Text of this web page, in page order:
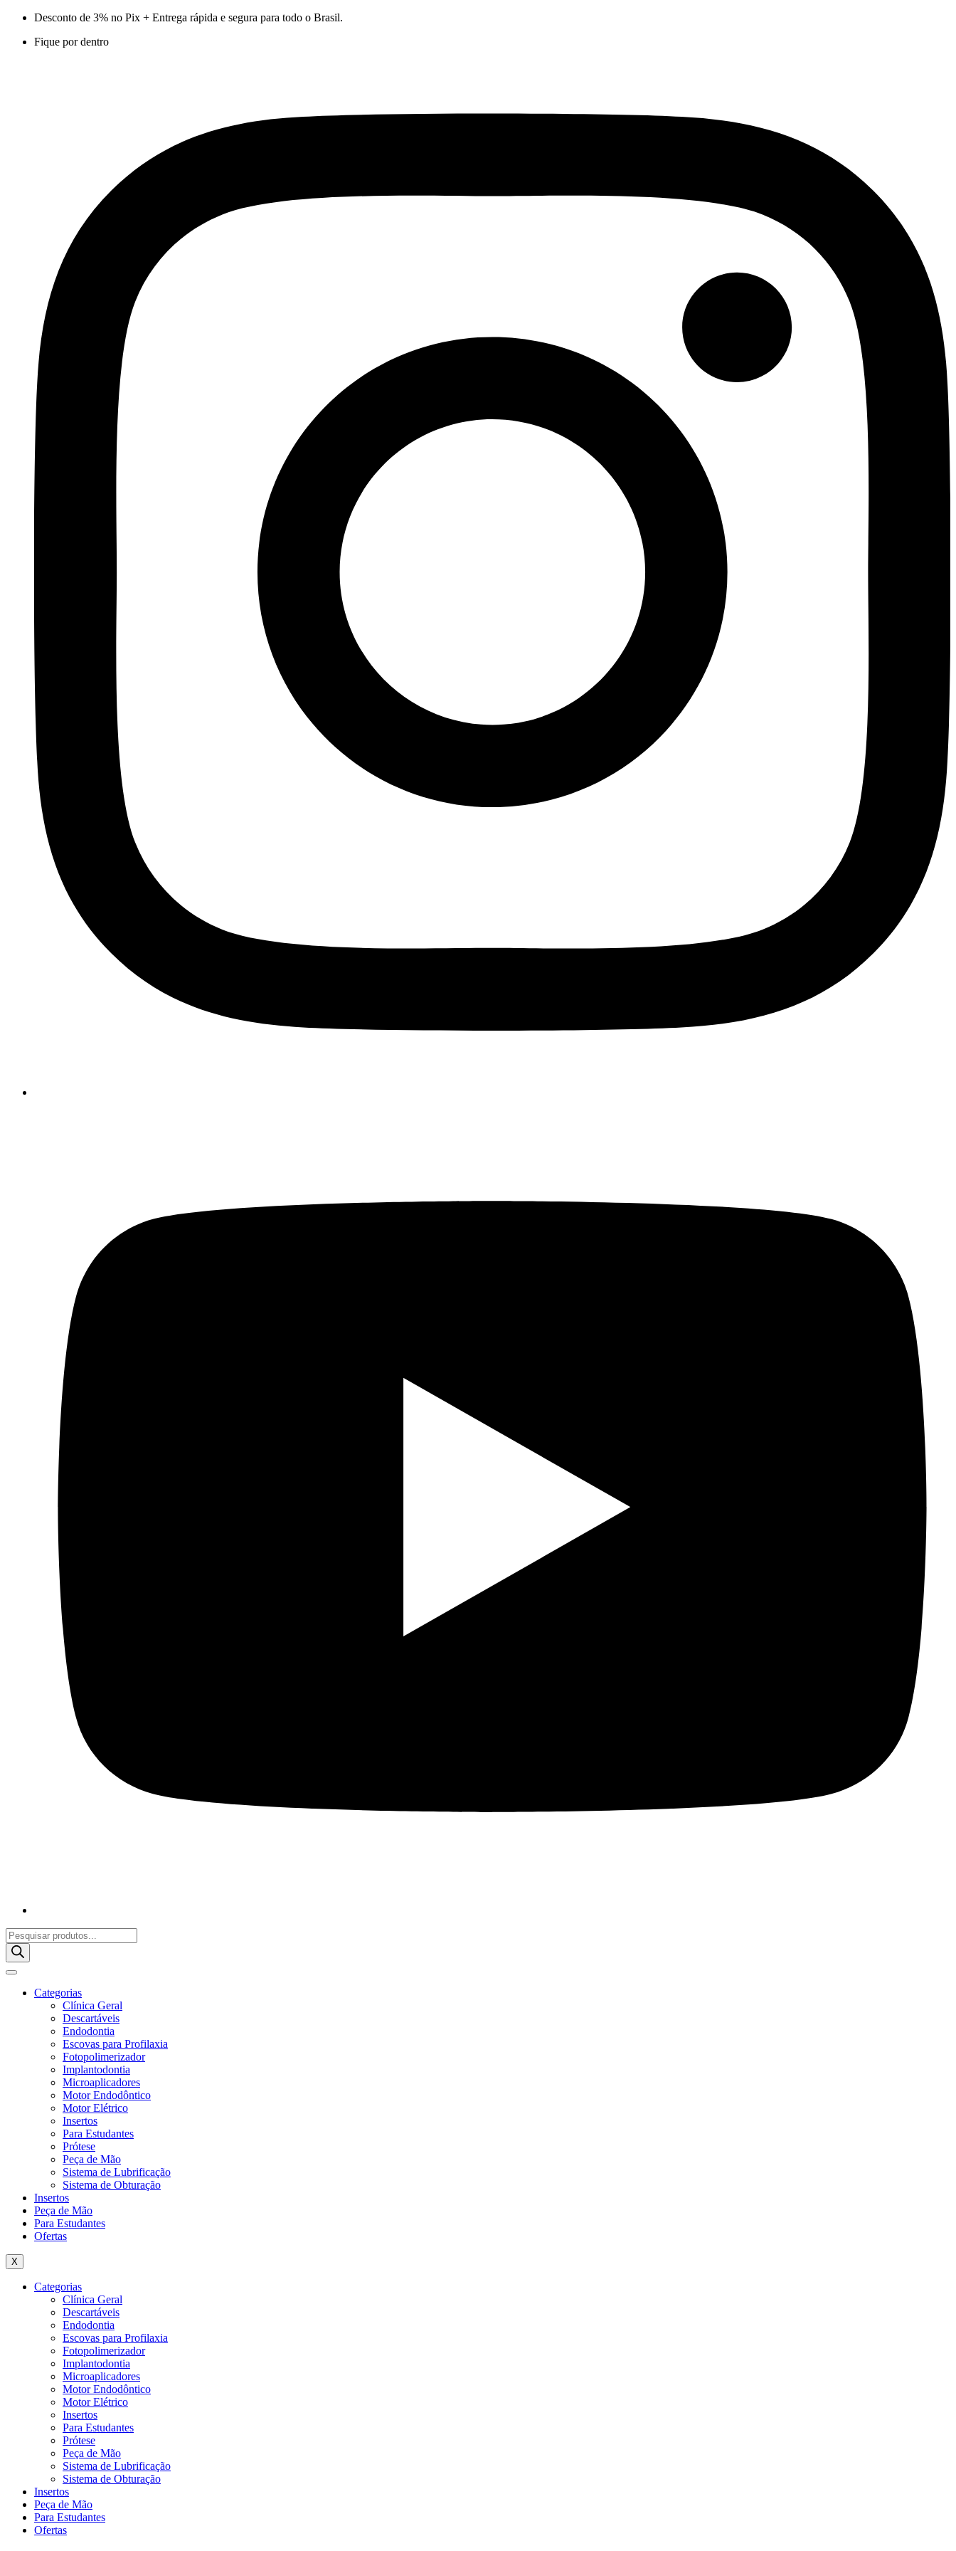
Desconto de 3% no Pix + Entrega rápida e segura para todo o Brasil.
Fique por dentro
Pesquisar
produtos
Categorias
Clínica Geral
Descartáveis
Endodontia
Escovas para Profilaxia
Fotopolimerizador
Implantodontia
Microaplicadores
Motor Endodôntico
Motor Elétrico
Insertos
Para Estudantes
Prótese
Peça de Mão
Sistema de Lubrificação
Sistema de Obturação
Insertos
Peça de Mão
Para Estudantes
Ofertas
X
Categorias
Clínica Geral
Descartáveis
Endodontia
Escovas para Profilaxia
Fotopolimerizador
Implantodontia
Microaplicadores
Motor Endodôntico
Motor Elétrico
Insertos
Para Estudantes
Prótese
Peça de Mão
Sistema de Lubrificação
Sistema de Obturação
Insertos
Peça de Mão
Para Estudantes
Ofertas